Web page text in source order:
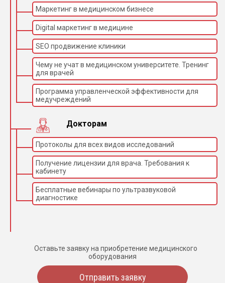
Маркетинг в медицинском бизнесе
Digital маркетинг в медицине
SEO продвижение клиники
Чему не учат в медицинском университете. Тренинг
для врачей
Программа управленческой эффективности для
медучреждений
Докторам
Протоколы для всех видов исследований
Получение лицензии для врача. Требования к
кабинету
Бесплатные вебинары по ультразвуковой
диагностике
Оставьте заявку на приобретение медицинского
оборудования
Отправить заявку